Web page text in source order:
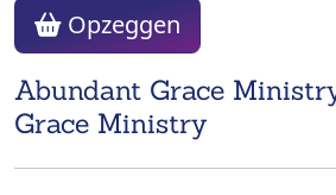
Abundant Grace
Grace Ministry
Opzeggen